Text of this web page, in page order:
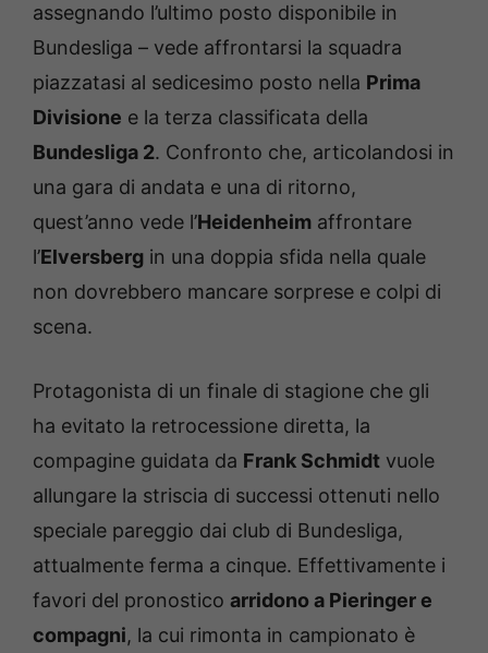
assegnando l’ultimo posto disponibile in
Bundesliga – vede affrontarsi la squadra
piazzatasi al sedicesimo posto nella Prima
Divisione e la terza classificata della
Bundesliga 2. Confronto che, articolandosi in
una gara di andata e una di ritorno,
quest’anno vede l’Heidenheim affrontare
l’Elversberg in una doppia sfida nella quale
non dovrebbero mancare sorprese e colpi di
scena.
Protagonista di un finale di stagione che gli
ha evitato la retrocessione diretta, la
compagine guidata da Frank Schmidt vuole
allungare la striscia di successi ottenuti nello
speciale pareggio dai club di Bundesliga,
attualmente ferma a cinque. Effettivamente i
favori del pronostico arridono a Pieringer e
compagni, la cui rimonta in campionato è